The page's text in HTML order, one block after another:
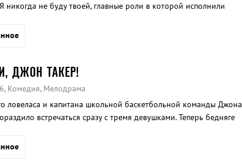
никогда не буду твоей, главные роли в которой исполнили
ДЖОН ТАКЕР!
Комедия, Мелодрама
ловеласа и капитана школьной баскетбольной команды Джона
встречаться сразу с тремя девушками. Теперь бедняге